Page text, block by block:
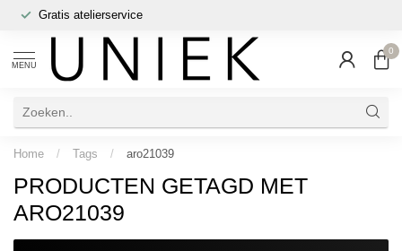
Gratis atelierservice
MENU
0
Home / Tags / aro21039
PRODUCTEN GETAGD MET
ARO21039